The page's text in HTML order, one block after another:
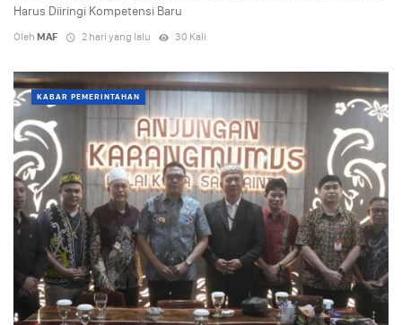
Harus Diiringi Kompetensi Baru
Oleh MAF 2 hari yang lalu 30 Kali
KABAR PEMERINTAHAN